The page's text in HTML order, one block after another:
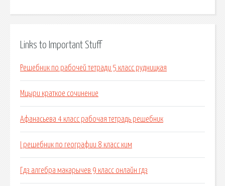
Links to Important Stuff
Решебник по рабочей тетради 5 класс рудницкая
Мцыри краткое сочинение
Афанасьева 4 класс рабочая тетрадь решебник
I решебник по географии 8 класс ким
Гдз алгебра макарычев 9 класс онлайн гдз